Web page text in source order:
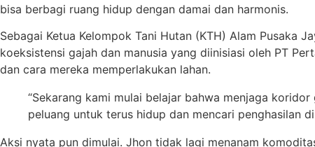
bisa berbagi ruang hidup dengan damai dan harmonis.
Sebagai Ketua Kelompok Tani Hutan (KTH) Alam Pusaka
koeksistensi gajah dan manusia yang diinisiasi oleh PT
dan cara mereka memperlakukan lahan.
“Sekarang kami mulai belajar bahwa menjaga
peluang untuk terus hidup dan mencari penghasilan
Aksi nyata pun dimulai. Jhon tidak lagi menanam